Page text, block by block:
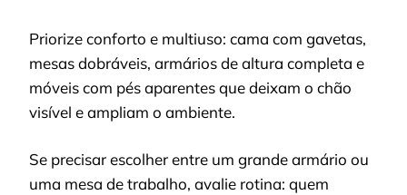
Priorize conforto e multiuso: cama com gavetas,
mesas dobráveis, armários de altura completa e
móveis com pés aparentes que deixam o chão
visível e ampliam o ambiente.
Se precisar escolher entre um grande armário ou
uma mesa de trabalho, avalie rotina: quem